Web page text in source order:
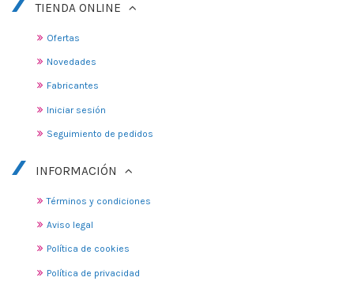
TIENDA ONLINE
Ofertas
Novedades
Fabricantes
Iniciar sesión
Seguimiento de pedidos
INFORMACIÓN
Términos y condiciones
Aviso legal
Política de cookies
Política de privacidad